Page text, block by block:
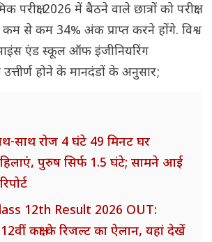
परीक्षा 2026 में बैठने वाले छात्रों को परीक्षा
कम से कम 34% अंक प्राप्त करने होंगे. विश्व
एंड स्कूल ऑफ इंजीनियरिंग
होने के मानदंडों के अनुसार;
साथ रोज 4 घंटे 49 मिनट घर
पुरुष सिर्फ 1.5 घंटे; सामने आई
12th Result 2026 OUT:
12वीं कक्षा के रिजल्ट का ऐलान, यहां देखें